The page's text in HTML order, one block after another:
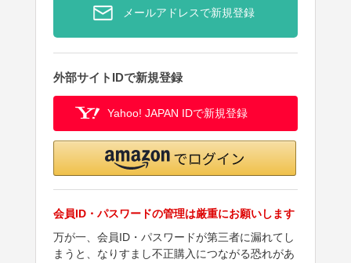
メールアドレスで新規登録
外部サイトIDで新規登録
Yahoo! JAPAN IDで新規登録
会員ID・パスワードの管理は厳重にお願いします
万が一、会員ID・パスワードが第三者に漏れてし
まうと、なりすまし不正購入につながる恐れがあ